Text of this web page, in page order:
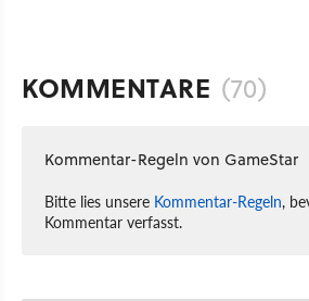
KOMMENTARE (70)
Kommentar-Regeln von GameStar
Bitte lies unsere Kommentar-Regeln,
Kommentar verfasst.